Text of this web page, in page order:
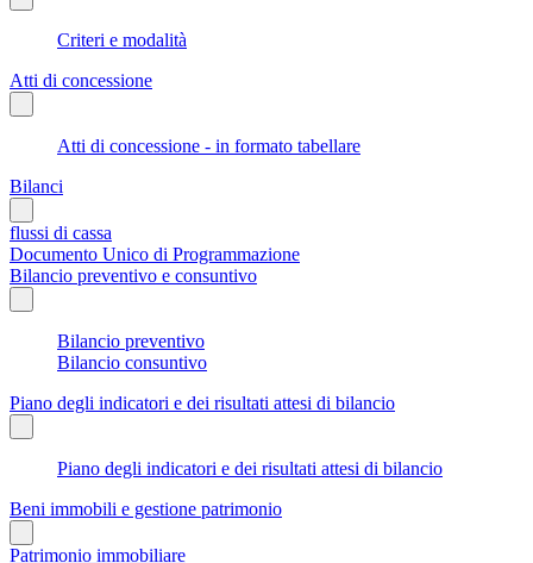
Criteri e modalità
Atti di concessione
Atti di concessione - in formato tabellare
Bilanci
flussi di cassa
Documento Unico di Programmazione
Bilancio preventivo e consuntivo
Bilancio preventivo
Bilancio consuntivo
Piano degli indicatori e dei risultati attesi di bilancio
Piano degli indicatori e dei risultati attesi di bilancio
Beni immobili e gestione patrimonio
Patrimonio immobiliare